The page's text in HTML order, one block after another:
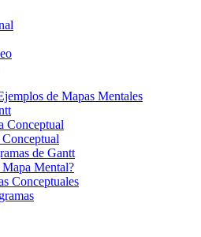
de Mapas Mentales
Conceptual
de Gantt
Mental?
Conceptuales